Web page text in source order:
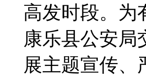
高发时段。为
康乐县公安局
展主题宣传、